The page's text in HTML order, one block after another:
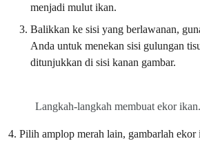
menjadi mulut ikan.
Balikkan ke sisi yang berlawanan,
Anda untuk menekan sisi gulungan
ditunjukkan di sisi kanan gambar.
Langkah-langkah membuat ekor
4. Pilih amplop merah lain, gambarlah ekor